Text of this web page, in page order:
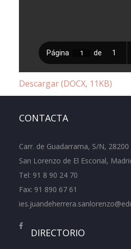
Descargar (DOCX, 11KB)
CONTACTA
Carr. de Guadarrama, S/N, 28200
San Lorenzo de El Escorial,
Tel: 91 8 90 24 70
Fax: 91 890 67 61
DIRECTORIO